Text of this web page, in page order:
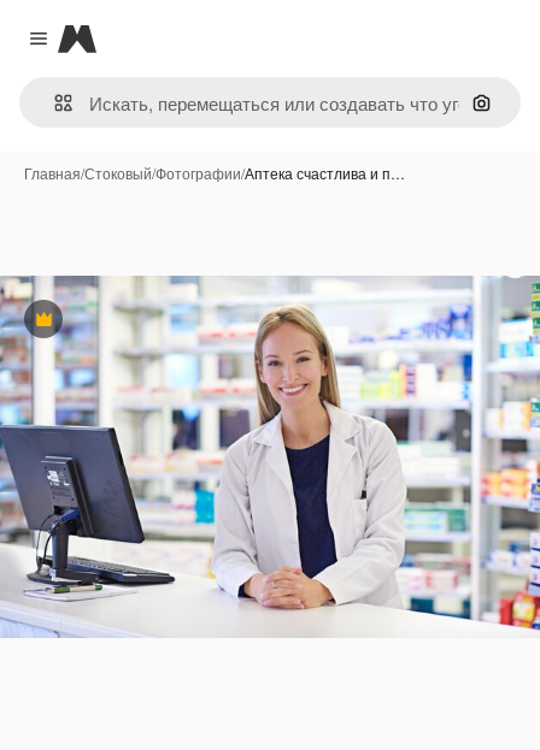
Close menu
Magnific
Поиск
Главная/Стоковый/Фотографии/Аптека счастлива и п…
Премиум